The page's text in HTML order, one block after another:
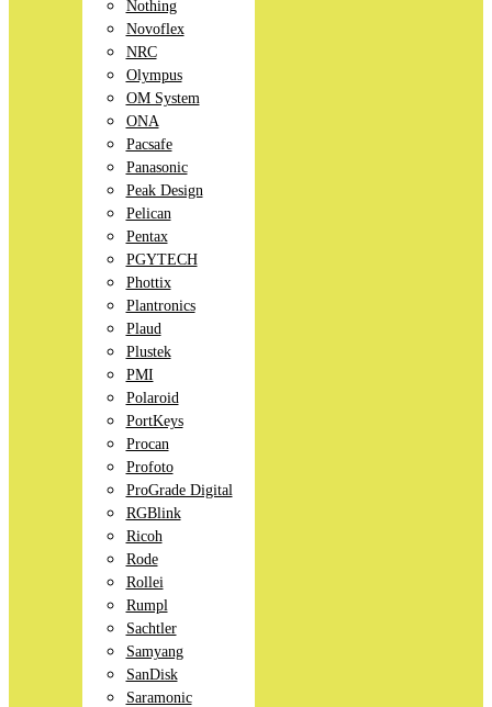
Nothing
Novoflex
NRC
Olympus
OM System
ONA
Pacsafe
Panasonic
Peak Design
Pelican
Pentax
PGYTECH
Phottix
Plantronics
Plaud
Plustek
PMI
Polaroid
PortKeys
Procan
Profoto
ProGrade Digital
RGBlink
Ricoh
Rode
Rollei
Rumpl
Sachtler
Samyang
SanDisk
Saramonic